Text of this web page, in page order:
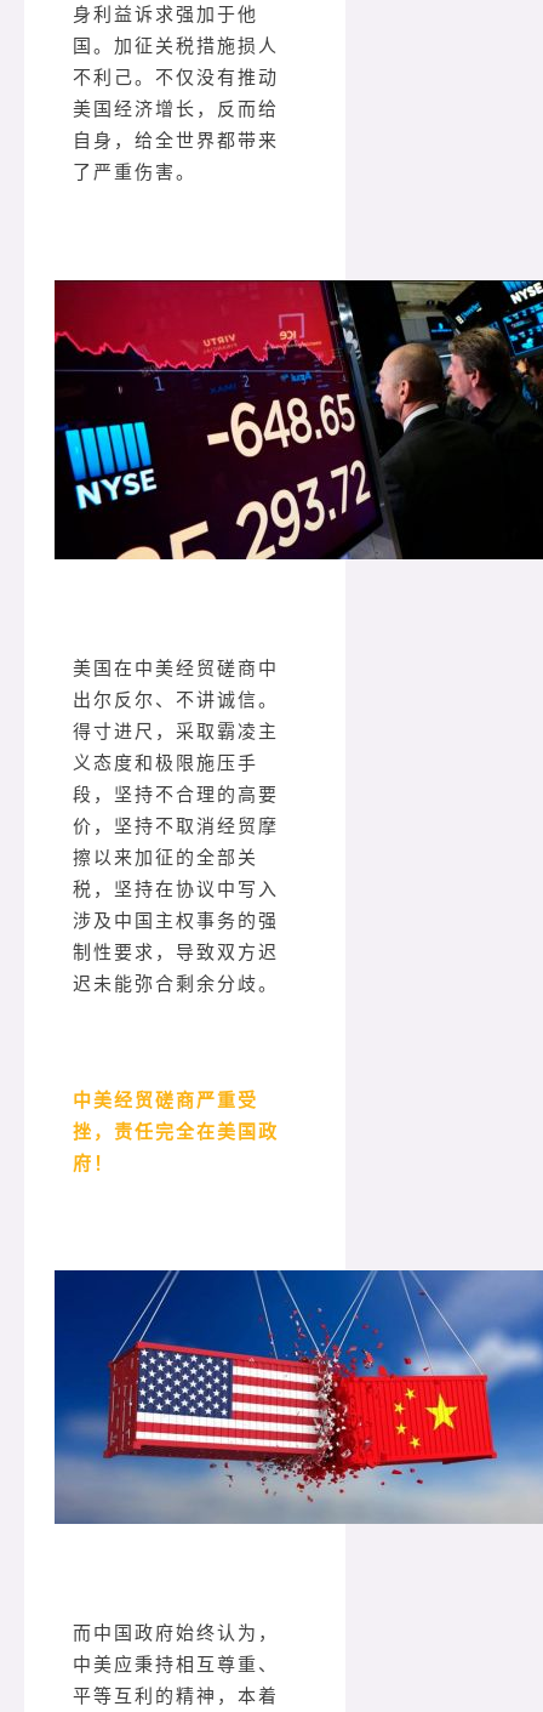
身利益诉求强加于他
国。加征关税措施损人
不利己。不仅没有推动
美国经济增长，反而给
自身，给全世界都带来
了严重伤害。
美国在中美经贸磋商中
出尔反尔、不讲诚信。
得寸进尺，采取霸凌主
义态度和极限施压手
段，坚持不合理的高要
价，坚持不取消经贸摩
擦以来加征的全部关
税，坚持在协议中写入
涉及中国主权事务的强
制性要求，导致双方迟
迟未能弥合剩余分歧。
中美经贸磋商严重受
挫，责任完全在美国政
府！
而中国政府始终认为，
中美应秉持相互尊重、
平等互利的精神，本着